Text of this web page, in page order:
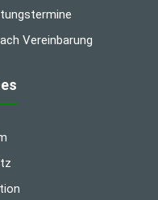
Vereinbarung